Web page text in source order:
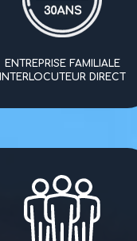
ENTREPRISE FAMILIALE
INTERLOCUTEUR DIRECT